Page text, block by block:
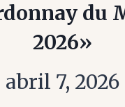
du
2026»
abril 7, 2026